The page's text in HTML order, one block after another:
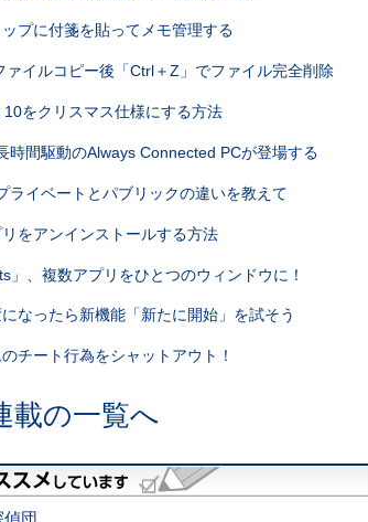
プに付箋を貼ってメモ管理する
イルコピー後「Ctrl＋Z」でファイル完全削除
をクリスマス仕様にする方法
時間駆動のAlways Connected PCが登場する
ライベートとパブリックの違いを教えて
をアンインストールする方法
」、複数アプリをひとつのウィンドウに！
なったら新機能「新たに開始」を試そう
チート行為をシャットアウト！
載の一覧へ